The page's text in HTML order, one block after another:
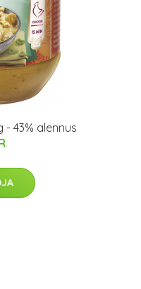
43% alennus